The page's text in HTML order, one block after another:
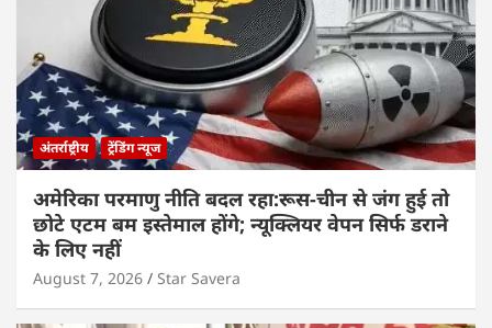
अंतर्राष्ट्रीय ट्रेंडिंग न्यूज
अमेरिका परमाणु नीति बदल रहा:रूस-चीन से जंग हुई तो
छोटे एटम बम इस्तेमाल होंगे; न्यूक्लियर वेपन सिर्फ डराने
के लिए नहीं
August 7, 2026 Star Savera